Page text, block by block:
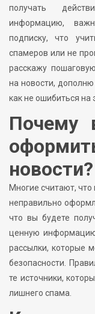
получать
информацию,
подписку, что
спамеров или не
расскажу
на новости,
как не ошибиться на
Почему
новости?
Многие считают,
неправильно
что вы будете
ценную
рассылки, которые
безопасности.
те источники,
лишнего спама.